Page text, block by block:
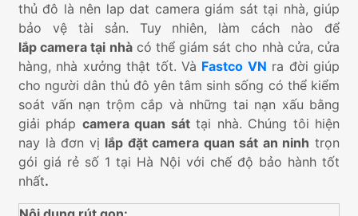
thủ đô là nên lap dat camera giám sát tại nhà, giúp
bảo vệ tài sản. Tuy nhiên, làm cách nào để
lắp camera tại nhàcó thể giám sát cho nhà cửa, cửa
hàng, nhà xưởng thật tốt. Và Fastco VN ra đời giúp
cho người dân thủ đô yên tâm sinh sống có thể kiểm
soát vấn nạn trộm cắp và những tai nạn xấu bằng
giải pháp camera quan sáttại nhà. Chúng tôi hiện
nay là đơn vị lắp đặt camera quan sát an ninh trọn
gói giá rẻ số 1 tại Hà Nội với chế độ bảo hành tốt
nhất.